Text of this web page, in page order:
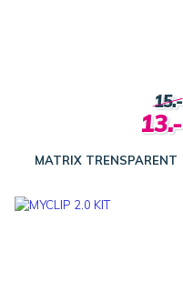
MATRIX TRENSPARENT
15.-
13.-